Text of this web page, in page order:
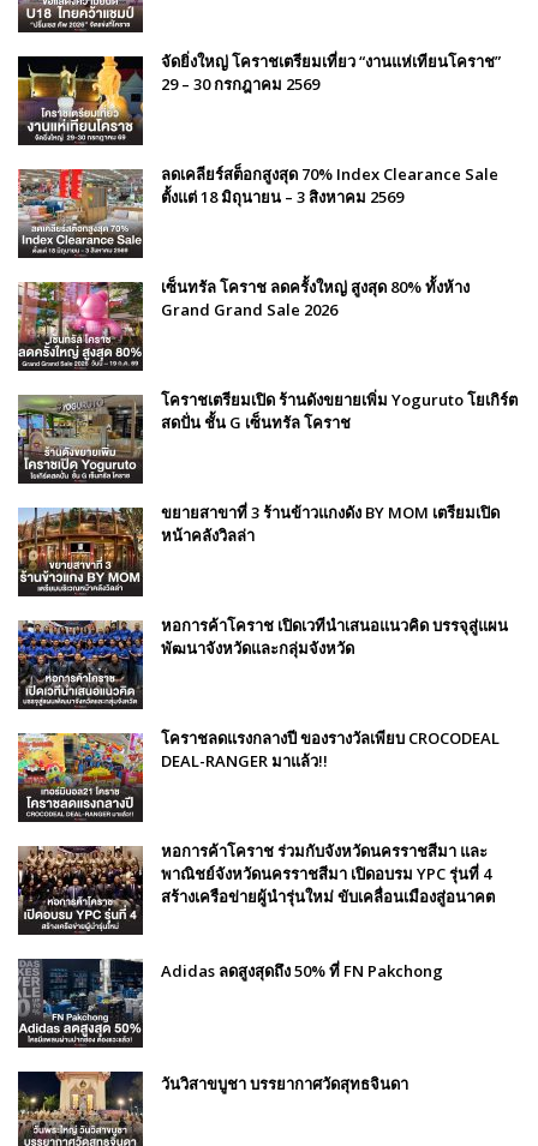
จัดยิ่งใหญ่ โคราชเตรียมเที่ยว “งานแห่เทียนโคราช”
29 – 30 กรกฎาคม 2569
ลดเคลียร์สต็อกสูงสุด 70% Index Clearance Sale
ตั้งแต่ 18 มิถุนายน – 3 สิงหาคม 2569
เซ็นทรัล โคราช ลดครั้งใหญ่ สูงสุด 80% ทั้งห้าง
Grand Grand Sale 2026
โคราชเตรียมเปิด ร้านดังขยายเพิ่ม Yoguruto โยเกิร์ต
สดปั่น ชั้น G เซ็นทรัล โคราช
ขยายสาขาที่ 3 ร้านข้าวแกงดัง BY MOM เตรียมเปิด
หน้าคลังวิลล่า
หอการค้าโคราช เปิดเวทีนำเสนอแนวคิด บรรจุสู่แผน
พัฒนาจังหวัดและกลุ่มจังหวัด
โคราชลดแรงกลางปี ของรางวัลเพียบ CROCODEAL
DEAL-RANGER มาแล้ว!!
หอการค้าโคราช ร่วมกับจังหวัดนครราชสีมา และ
พาณิชย์จังหวัดนครราชสีมา เปิดอบรม YPC รุ่นที่ 4
สร้างเครือข่ายผู้นำรุ่นใหม่ ขับเคลื่อนเมืองสู่อนาคต
Adidas ลดสูงสุดถึง 50% ที่ FN Pakchong
วันวิสาขบูชา บรรยากาศวัดสุทธจินดา